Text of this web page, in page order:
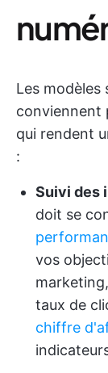
Les modèles
conviennent
qui rendent
:
Suivi des
doit se
vos
taux de
chiffre